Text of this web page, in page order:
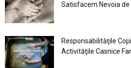
Satisfacem Nevoia de
Responsabilităţile
Activităţile Casnice